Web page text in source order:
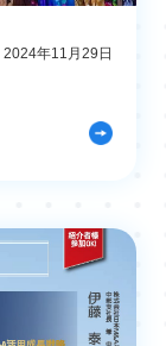
2024年11月29日